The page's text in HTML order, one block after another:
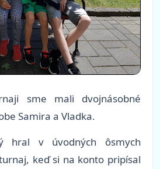
sme mali dvojnásobné
Samira a Vladka.
hral v úvodných ôsmych
keď si na konto pripísal